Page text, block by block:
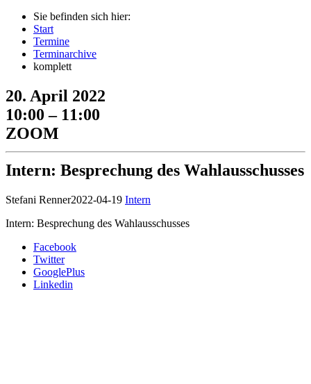
Sie befinden sich hier:
Start
Termine
Terminarchive
komplett
20. April 2022
10:00 – 11:00
ZOOM
Intern: Besprechung des Wahlausschusses
Stefani Renner2022-04-19 Intern
Intern: Besprechung des Wahlausschusses
Facebook
Twitter
GooglePlus
Linkedin